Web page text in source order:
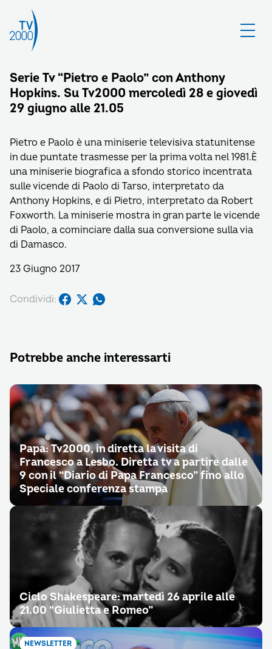
Serie Tv “Pietro e Paolo” con Anthony
Hopkins. Su Tv2000 mercoledì 28 e giovedì
29 giugno alle 21.05
Pietro e Paolo è una miniserie televisiva statunitense
in due puntate trasmesse per la prima volta nel 1981.È
una miniserie biografica a sfondo storico incentrata
sulle vicende di Paolo di Tarso, interpretato da
Anthony Hopkins, e di Pietro, interpretato da Robert
Foxworth. La miniserie mostra in gran parte le vicende
di Paolo, a cominciare dalla sua conversione sulla via
di Damasco.
23 Giugno 2017
Condividi:
Potrebbe anche interessarti
Papa: Tv2000, in diretta la visita di
Francesco a Lesbo. Diretta tv a partire dalle
9 con il “Diario di Papa Francesco” fino allo
Speciale conferenza stampa
Ciclo Shakespeare: martedì 26 aprile alle
21.00 “Giulietta e Romeo”
NEWSLETTER